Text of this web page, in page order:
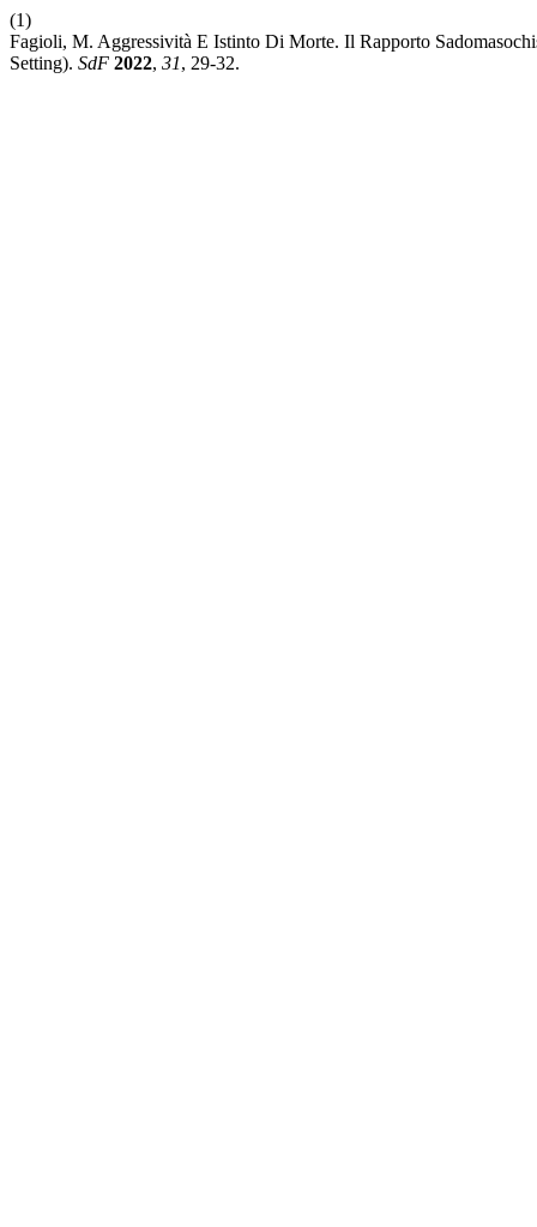
(1)
Fagioli, M. Aggressività E Istinto Di Morte. Il Rapporto
Setting). SdF 2022, 31, 29-32.